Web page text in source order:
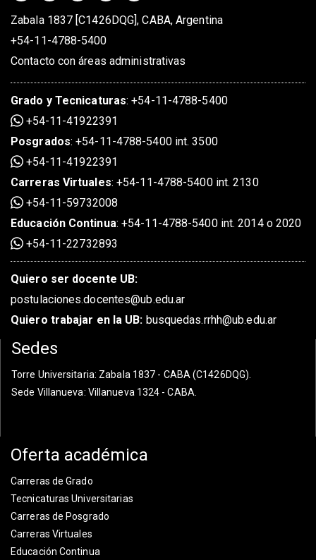
Zabala 1837 [C1426DQG], CABA, Argentina
+54-11-4788-5400
Contacto con áreas administrativas
Grado y Tecnicaturas:+54-11-4788-5400
+54-11-41922391
Posgrados:+54-11-4788-5400 int. 3500
+54-11-41922391
Carreras Virtuales:+54-11-4788-5400 int. 2130
+54-11-59732008
Educación Continua:+54-11-4788-5400 int. 2014 o 2020
+54-11-22732893
Quiero ser docente UB:
postulaciones.docentes@ub.edu.ar
Quiero trabajar en la UB: busquedas.rrhh@ub.edu.ar
Sedes
Torre Universitaria: Zabala 1837 - CABA (C1426DQG).
Sede Villanueva: Villanueva 1324 - CABA.
Oferta académica
Carreras de Grado
Tecnicaturas Universitarias
Carreras de Posgrado
Carreras Virtuales
Educación Continua